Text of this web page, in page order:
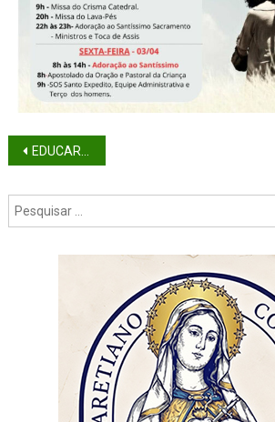
EDUCAR PARA A HONESTIDADE